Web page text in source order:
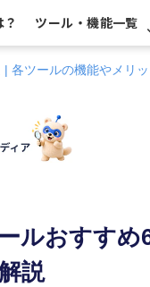
ツール・機能一覧
各ツールの機能やメリ
ルおすす
説